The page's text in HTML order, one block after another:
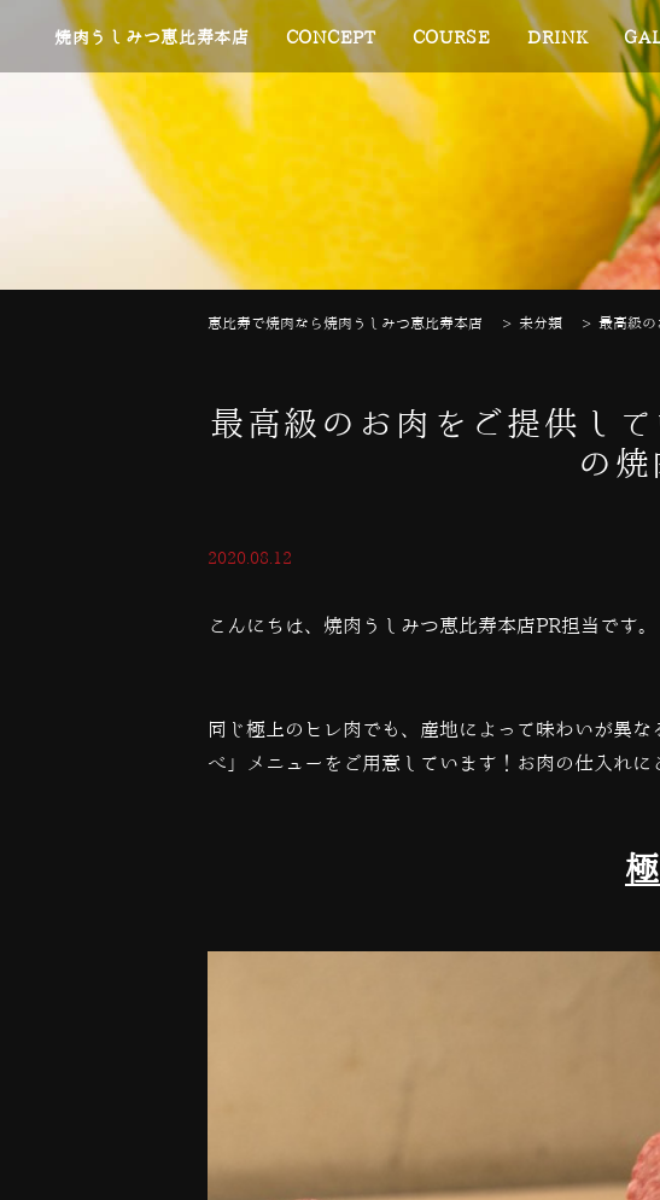
焼肉うしみつ恵比寿本店 CONCEPT COURSE DRINK
恵比寿で焼肉なら焼肉うしみつ恵比寿本店 > 未分類 > 最高級
最高級のお肉をご提供し
の
2020.08.12
こんにちは、焼肉うしみつ恵比寿本店PR担当です。
同じ極上のヒレ肉でも、産地によって味わいが異
べ」メニューをご用意しています！お肉の仕入れ